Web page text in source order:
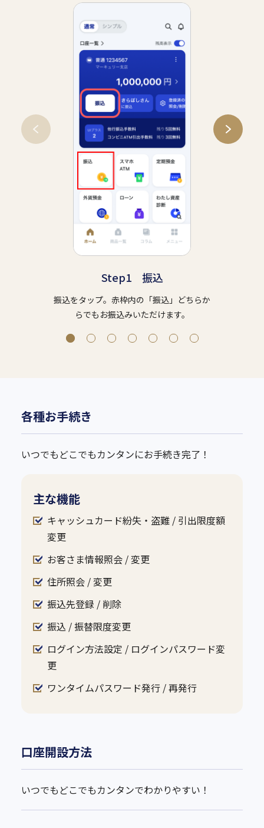
Step1 振込
振込をタップ。赤枠内の「振込」どちらか
らでもお振込みいただけます。
各種お手続き
いつでもどこでもカンタンにお手続き完了！
主な機能
キャッシュカード紛失・盗難 / 引出限度額
変更
お客さま情報照会 / 変更
住所照会 / 変更
振込先登録 / 削除
振込 / 振替限度変更
ログイン方法設定 / ログインパスワード変
更
ワンタイムパスワード発行 / 再発行
口座開設方法
いつでもどこでもカンタンでわかりやすい！